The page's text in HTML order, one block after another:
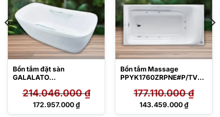
Bồn tắm đặt sàn
GALALATO
TVBF412
214.046.000₫
Giá
172.957.000₫
Giá
Bồn tắm Massage
PPYK1760ZRPNE#P/TVBF
177.110.000₫
Giá
143.459.000₫
Giá